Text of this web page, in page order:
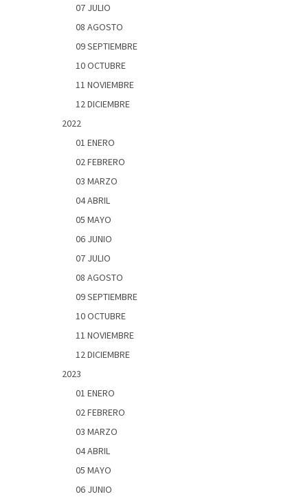
07 JULIO
08 AGOSTO
09 SEPTIEMBRE
10 OCTUBRE
11 NOVIEMBRE
12 DICIEMBRE
2022
01 ENERO
02 FEBRERO
03 MARZO
04 ABRIL
05 MAYO
06 JUNIO
07 JULIO
08 AGOSTO
09 SEPTIEMBRE
10 OCTUBRE
11 NOVIEMBRE
12 DICIEMBRE
2023
01 ENERO
02 FEBRERO
03 MARZO
04 ABRIL
05 MAYO
06 JUNIO